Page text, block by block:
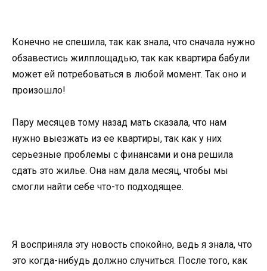
Конечно не спешила, так как знала, что сначала нужно
обзавестись жилплощадью, так как квартира бабули
может ей потребоваться в любой момент. Так оно и
произошло!
Пару месяцев тому назад мать сказала, что нам
нужно выезжать из ее квартиры, так как у них
серьезные проблемы с финансами и она решила
сдать это жилье. Она нам дала месяц, чтобы мы
смогли найти себе что-то подходящее.
Я восприняла эту новость спокойно, ведь я знала, что
это когда-нибудь должно случиться. После того, как